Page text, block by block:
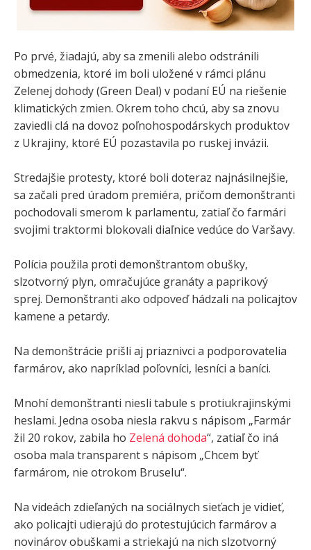
Po prvé, žiadajú, aby sa zmenili alebo odstránili
obmedzenia, ktoré im boli uložené v rámci plánu
Zelenej dohody (Green Deal) v podaní EÚ na riešenie
klimatických zmien. Okrem toho chcú, aby sa znovu
zaviedli clá na dovoz poľnohospodárskych produktov
z Ukrajiny, ktoré EÚ pozastavila po ruskej invázii.
Stredajšie protesty, ktoré boli doteraz najnásilnejšie,
sa začali pred úradom premiéra, pričom demonštranti
pochodovali smerom k parlamentu, zatiaľ čo farmári
svojimi traktormi blokovali diaľnice vedúce do Varšavy.
Polícia použila proti demonštrantom obušky,
slzotvorný plyn, omračujúce granáty a paprikový
sprej. Demonštranti ako odpoveď hádzali na policajtov
kamene a petardy.
Na demonštrácie prišli aj priaznivci a podporovatelia
farmárov, ako napríklad poľovníci, lesníci a baníci.
Mnohí demonštranti niesli tabule s protiukrajinskými
heslami. Jedna osoba niesla rakvu s nápisom „Farmár
žil 20 rokov, zabila ho Zelená dohoda“, zatiaľ čo iná
osoba mala transparent s nápisom „Chcem byť
farmárom, nie otrokom Bruselu“.
Na videách zdieľaných na sociálnych sieťach je vidieť,
ako policajti udierajú do protestujúcich farmárov a
novinárov obuškami a striekajú na nich slzotvorný